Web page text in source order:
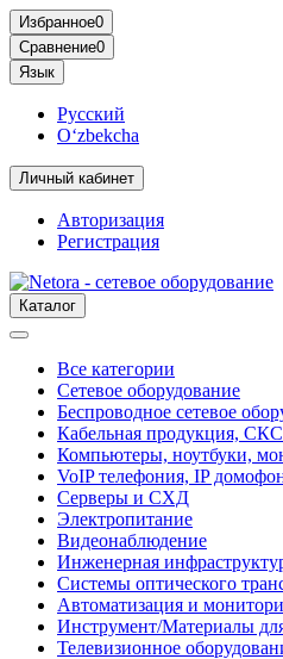
Избранное0
Сравнение0
Язык
Русский
O‘zbekcha
Личный кабинет
Авторизация
Регистрация
Каталог
Все категории
Сетевое оборудование
Беспроводное сетевое
Кабельная продукция,
Компьютеры, ноутбуки,
VoIP телефония, IP
Серверы и СХД
Электропитание
Видеонаблюдение
Инженерная
Системы оптического
Автоматизация и
Инструмент/Материалы
Телевизионное